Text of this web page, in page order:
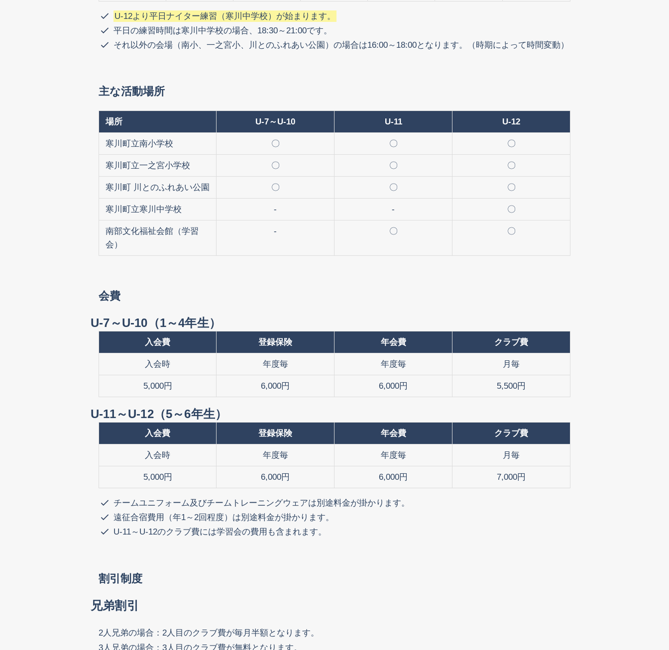
U-12より平日ナイター練習（寒川中学校）が始まります。
平日の練習時間は寒川中学校の場合、18:30～21:00です。
それ以外の会場（南小、一之宮小、川とのふれあい公園）の場合は16:00～18:00となります。（時期によって時間変動）
主な活動場所
場所 U-7～U-10 U-11 U-12
寒川町立南小学校 〇 〇 〇
寒川町立一之宮小学校 〇 〇 〇
寒川町 川とのふれあい公園 〇 〇 〇
寒川町立寒川中学校 - - 〇
南部文化福祉会館（学習
会）
- 〇 〇
会費
U-7～U-10（1～4年生）
入会費 登録保険 年会費 クラブ費
入会時 年度毎 年度毎 月毎
5,000円 6,000円 6,000円 5,500円
U-11～U-12（5～6年生）
入会費 登録保険 年会費 クラブ費
入会時 年度毎 年度毎 月毎
5,000円 6,000円 6,000円 7,000円
チームユニフォーム及びチームトレーニングウェアは別途料金が掛かります。
遠征合宿費用（年1～2回程度）は別途料金が掛かります。
U-11～U-12のクラブ費には学習会の費用も含まれます。
割引制度
兄弟割引
2人兄弟の場合：2人目のクラブ費が毎月半額となります。
3人兄弟の場合：3人目のクラブ費が無料となります。